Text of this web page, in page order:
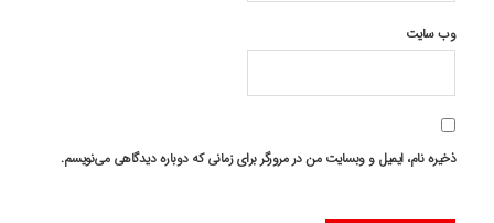
وب‌ سایت
ذخیره نام، ایمیل و وبسایت من در مرورگر برای زمانی که دوباره دیدگاهی می‌نویسم.